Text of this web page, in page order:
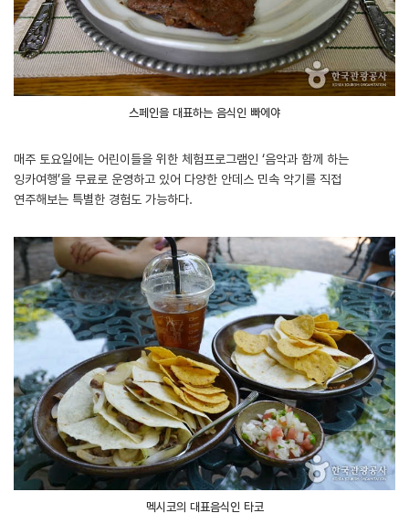
스페인을 대표하는 음식인 빠에야
매주 토요일에는 어린이들을 위한 체험프로그램인 ‘음악과 함께 하는
잉카여행’을 무료로 운영하고 있어 다양한 안데스 민속 악기를 직접
연주해보는 특별한 경험도 가능하다.
멕시코의 대표음식인 타코